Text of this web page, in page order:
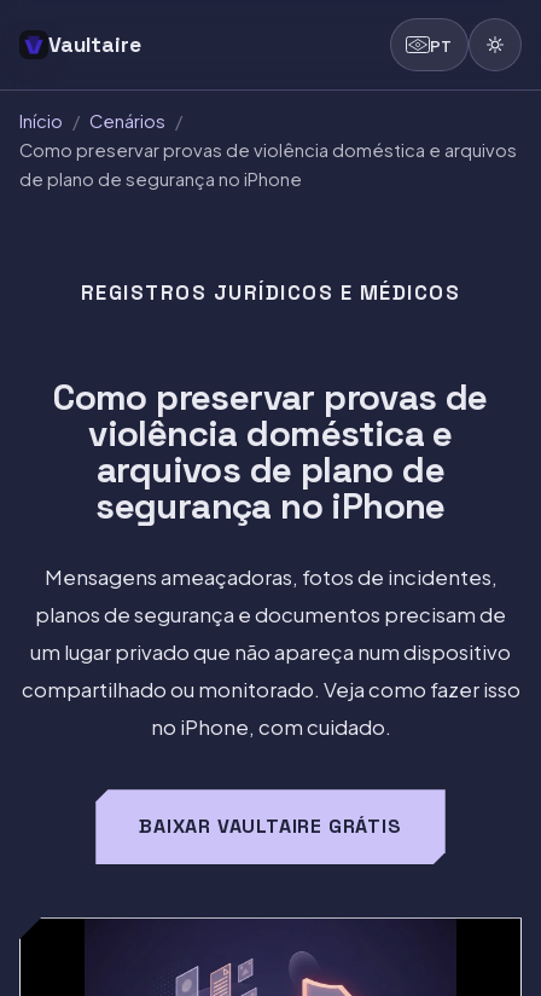
Vaultaire PT
Início / Cenários /
Como preservar provas de violência doméstica e arquivos
de plano de segurança no iPhone
REGISTROS JURÍDICOS E MÉDICOS
Como preservar provas de
violência doméstica e
arquivos de plano de
segurança no iPhone
Mensagens ameaçadoras, fotos de incidentes,
planos de segurança e documentos precisam de
um lugar privado que não apareça num dispositivo
compartilhado ou monitorado. Veja como fazer isso
no iPhone, com cuidado.
BAIXAR VAULTAIRE GRÁTIS